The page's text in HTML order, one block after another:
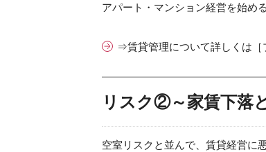
アパート・マンション経営を始め
⇒賃貸管理について詳しくは［
リスク②～家賃下落
空室リスクと並んで、賃貸経営に